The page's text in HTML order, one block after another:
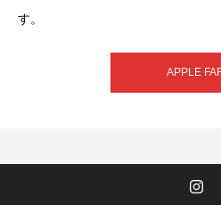
す。
APPLE